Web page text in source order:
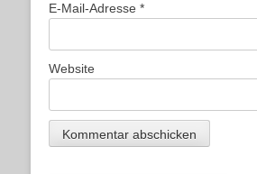
E-Mail-Adresse *
Website